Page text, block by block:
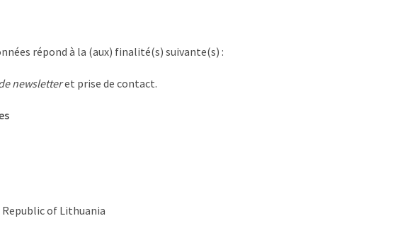
répond à la (aux) finalité(s) suivante(s) :
newsletteret prise de contact.
Republic of Lithuania